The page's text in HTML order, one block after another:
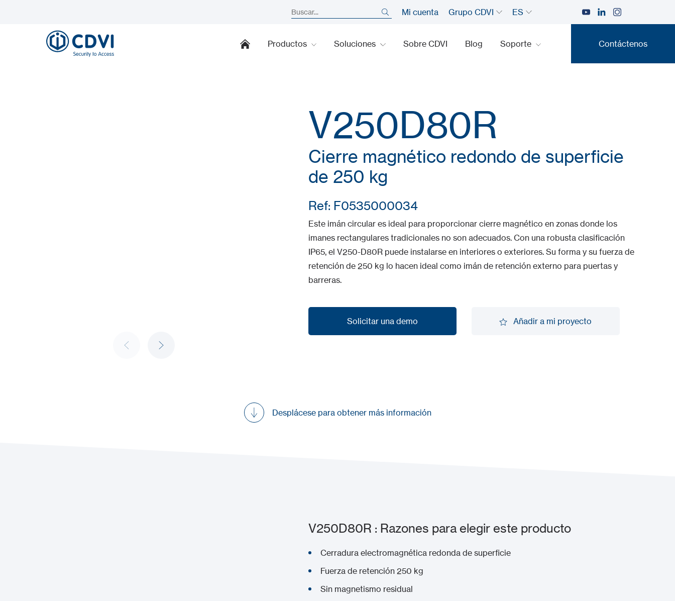
Mi cuenta Grupo CDVI ES
Productos Soluciones Sobre CDVI Blog Soporte Contáctenos
V250D80R
Cierre magnético redondo de superficie
de 250 kg
Ref: F0535000034
Este imán circular es ideal para proporcionar cierre magnético en zonas donde los
imanes rectangulares tradicionales no son adecuados. Con una robusta clasificación
IP65, el V250-D80R puede instalarse en interiores o exteriores. Su forma y su fuerza de
retención de 250 kg lo hacen ideal como imán de retención externo para puertas y
barreras.
Solicitar una demo Añadir a mi proyecto
Desplácese para obtener más información
V250D80R : Razones para elegir este producto
Cerradura electromagnética redonda de superficie
Fuerza de retención 250 kg
Sin magnetismo residual